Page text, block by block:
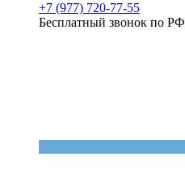
+7 (977) 720-77-55
Бесплатный звонок по РФ